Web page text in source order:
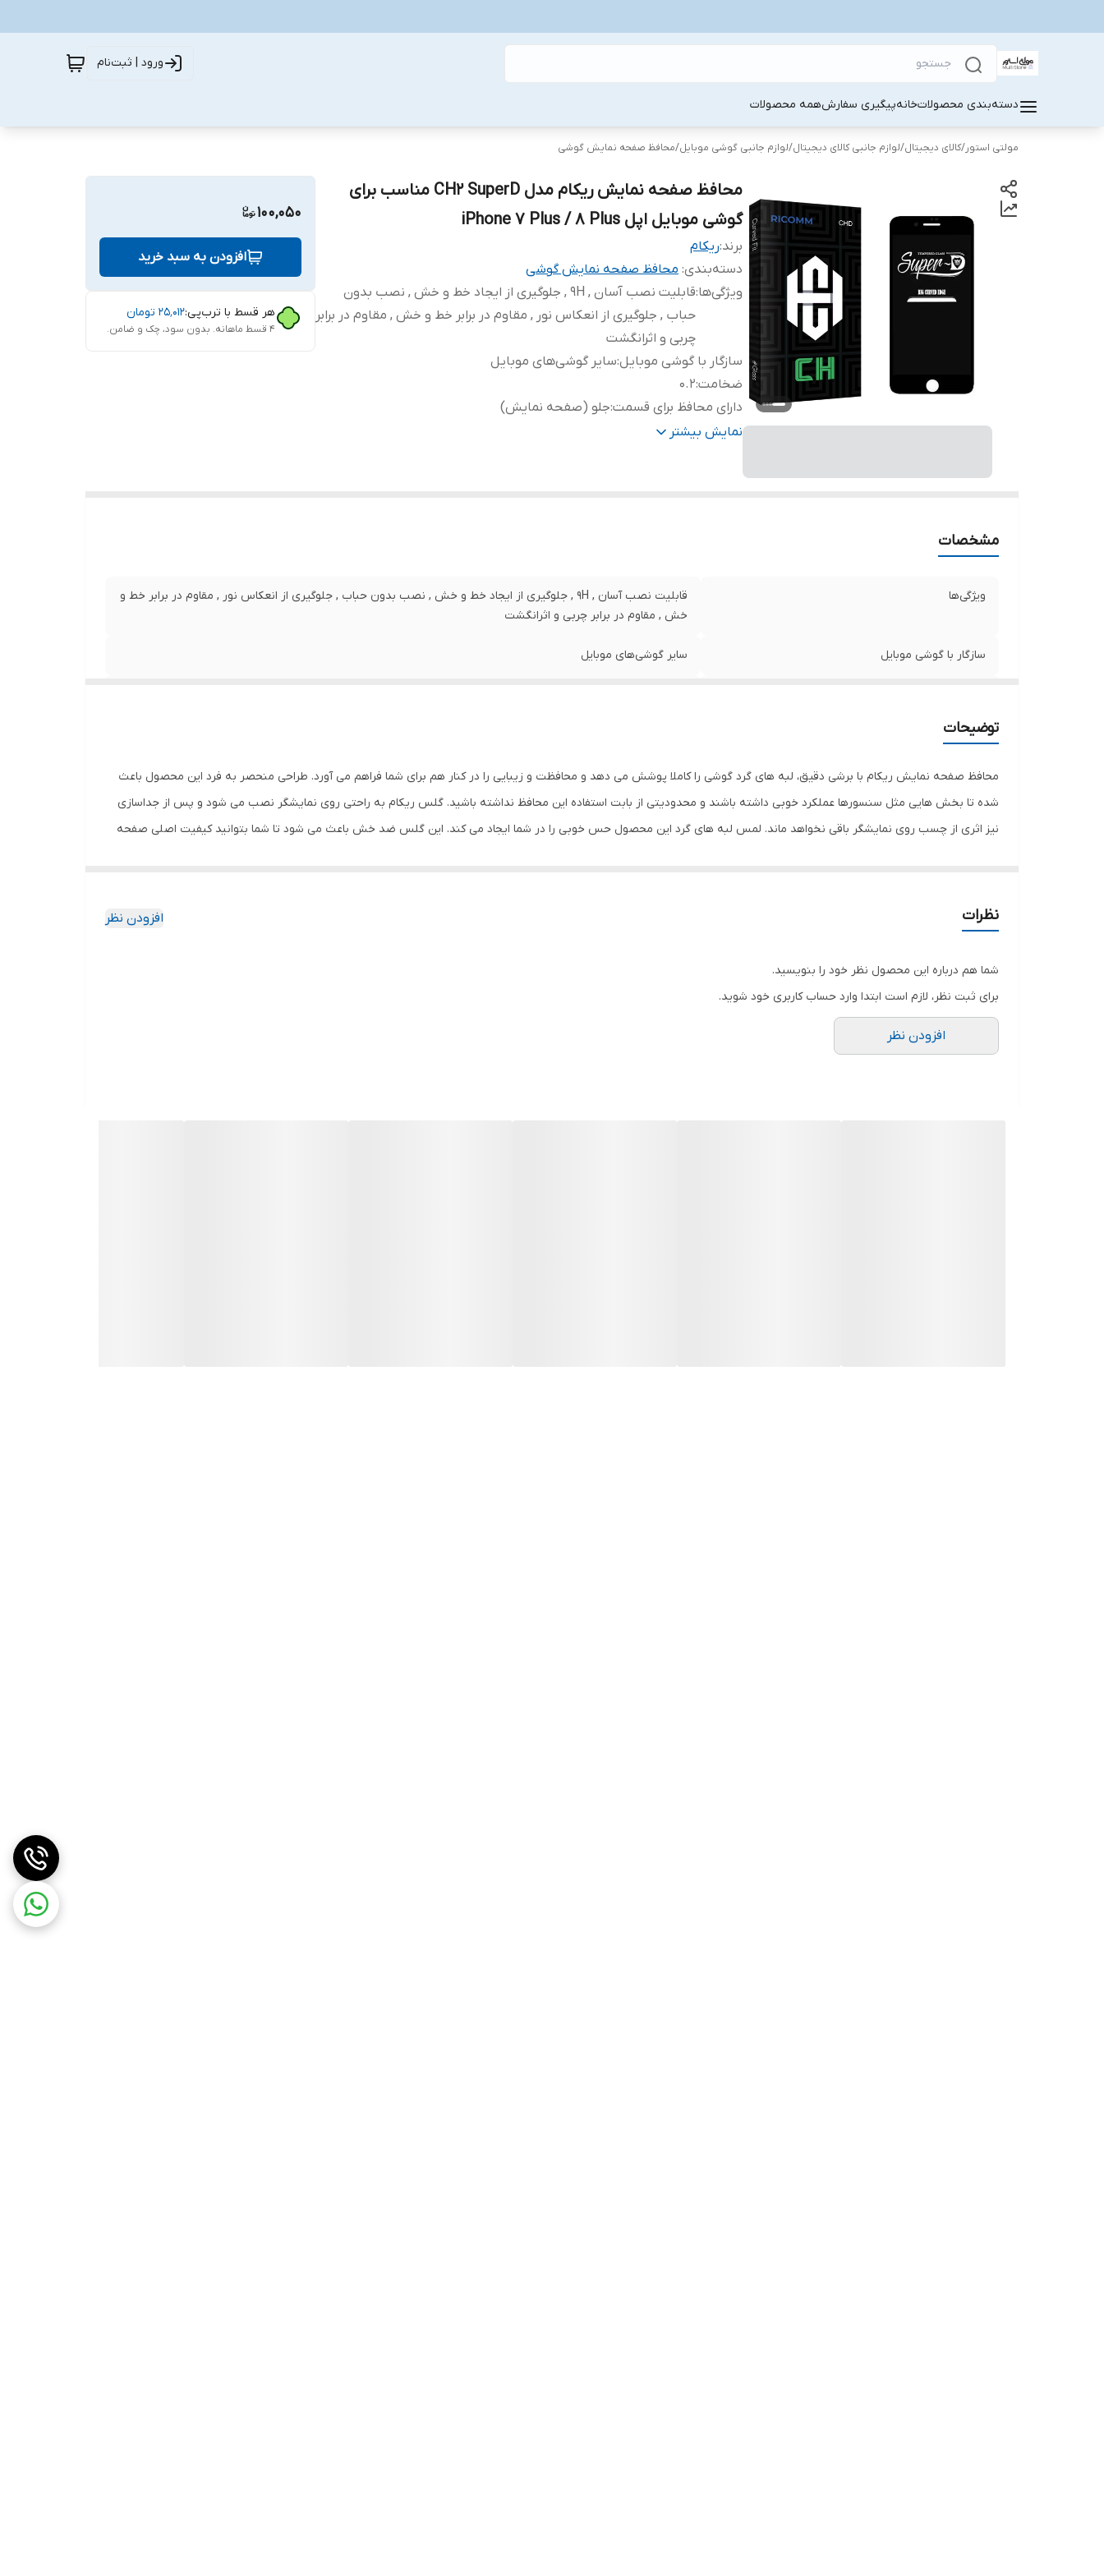
ورود | ثبت‌نام
دسته‌بندی محصولاتخانهپیگیری سفارشهمه محصولات
مولتی استور/کالای دیجیتال/لوازم جانبی کالای دیجیتال/لوازم جانبی گوشی موبایل/محافظ صفحه نمایش گوشی
محافظ صفحه نمایش ریکام مدل CH2 SuperD مناسب برای
گوشی موبایل اپل iPhone 7 Plus / 8 Plus
برند:ریکام
دسته‌بندی: محافظ صفحه نمایش گوشی
ویژگی‌ها:
قابلیت نصب آسان , 9H , جلوگیری از ایجاد خط و خش , نصب بدون
حباب , جلوگیری از انعکاس نور , مقاوم در برابر خط و خش , مقاوم در برابر
چربی و اثرانگشت
سازگار با گوشی موبایل:سایر گوشی‌های موبایل
ضخامت:
0.2
دارای محافظ برای قسمت:جلو (صفحه نمایش)
رنگ:مشکی
نمایش بیشتر
100,050
افزودن به سبد خرید
هر قسط با ترب‌پی:۲۵٬۰۱۲ تومان
۴ قسط ماهانه. بدون سود، چک و ضامن.
مشخصات
ویژگی‌ها
قابلیت نصب آسان , 9H , جلوگیری از ایجاد خط و خش , نصب بدون حباب , جلوگیری از انعکاس نور , مقاوم در برابر خط و
خش , مقاوم در برابر چربی و اثرانگشت
سازگار با گوشی موبایل سایر گوشی‌های موبایل
دارای محافظ برای قسمت
رنگ مشکی
توضیحات
محافظ صفحه نمایش ریکام با برشی دقیق، لبه های گرد گوشی را کاملا پوشش می دهد و محافظت و زیبایی را در کنار هم برای شما فراهم می آورد. طراحی منحصر به فرد این محصول باعث
شده تا بخش هایی مثل سنسورها عملکرد خوبی داشته باشند و محدودیتی از بابت استفاده این محافظ نداشته باشید. گلس ریکام به راحتی روی نمایشگر نصب می شود و پس از جداسازی
نیز اثری از چسب روی نمایشگر باقی نخواهد ماند. لمس لبه های گرد این محصول حس خوبی را در شما ایجاد می کند. این گلس ضد خش باعث می شود تا شما بتوانید کیفیت اصلی صفحه
نظرات افزودن نظر
شما هم درباره این محصول نظر خود را بنویسید.
برای ثبت نظر، لازم است ابتدا وارد حساب کاربری خود شوید.
افزودن نظر